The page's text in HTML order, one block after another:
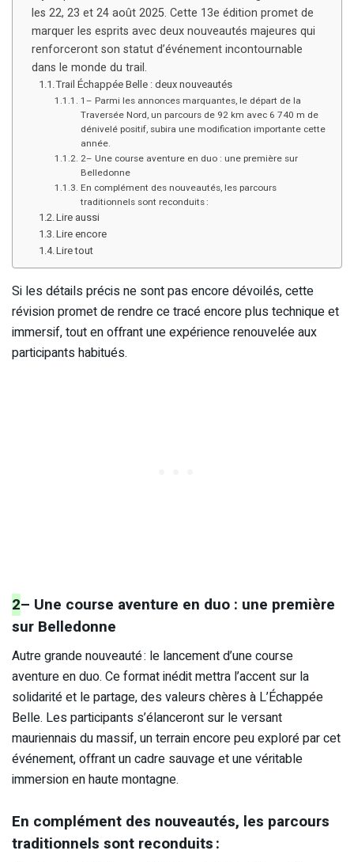
les 22, 23 et 24 août 2025. Cette 13e édition promet de
marquer les esprits avec deux nouveautés majeures qui
renforceront son statut d’événement incontournable
dans le monde du trail.
Trail Échappée Belle : deux nouveautés
1– Parmi les annonces marquantes, le départ de la
Traversée Nord, un parcours de 92 km avec 6 740 m de
dénivelé positif, subira une modification importante cette
année.
2– Une course aventure en duo : une première sur
Belledonne
En complément des nouveautés, les parcours
traditionnels sont reconduits :
Lire aussi
Lire encore
Lire tout
Si les détails précis ne sont pas encore dévoilés, cette
révision promet de rendre ce tracé encore plus technique et
immersif, tout en offrant une expérience renouvelée aux
participants habitués.
2– Une course aventure en duo : une première
sur Belledonne
Autre grande nouveauté : le lancement d’une course
aventure en duo. Ce format inédit mettra l’accent sur la
solidarité et le partage, des valeurs chères à L’Échappée
Belle. Les participants s’élanceront sur le versant
mauriennais du massif, un terrain encore peu exploré par cet
événement, offrant un cadre sauvage et une véritable
immersion en haute montagne.
En complément des nouveautés, les parcours
traditionnels sont reconduits :